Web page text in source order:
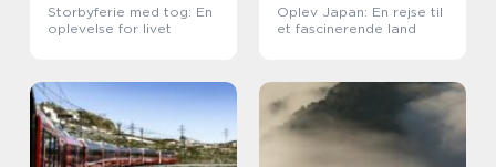
Storbyferie med tog: En
oplevelse for livet
Oplev Japan: En rejse til
et fascinerende land